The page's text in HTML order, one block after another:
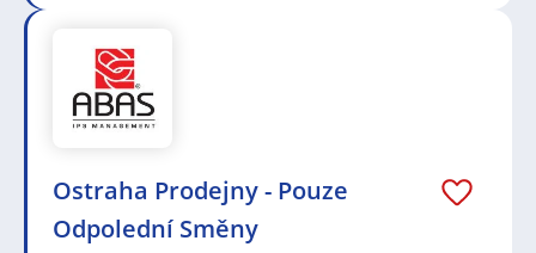
Ostraha Prodejny - Pouze
Odpolední Směny